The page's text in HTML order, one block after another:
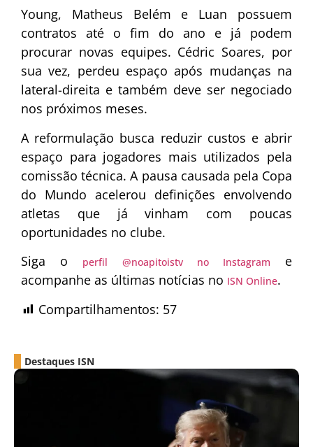
Young, Matheus Belém e Luan possuem
contratos até o fim do ano e já podem
procurar novas equipes. Cédric Soares, por
sua vez, perdeu espaço após mudanças na
lateral-direita e também deve ser negociado
nos próximos meses.
A reformulação busca reduzir custos e abrir
espaço para jogadores mais utilizados pela
comissão técnica. A pausa causada pela Copa
do Mundo acelerou definições envolvendo
atletas que já vinham com poucas
oportunidades no clube.
Siga o
perfil @noapitoistv no Instagram
e
acompanhe as últimas notícias no ISN Online.
Compartilhamentos: 57
Destaques ISN